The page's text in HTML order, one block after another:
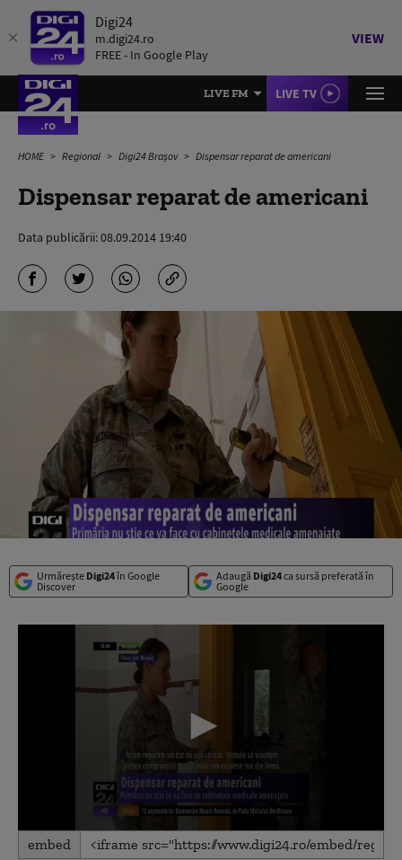
Digi24
m.digi24.ro
FREE - In Google Play
VIEW
LIVE FM LIVE TV
HOME Regional Digi24 Brașov Dispensar reparat de americani
Dispensar reparat de americani
Data publicării:08.09.2014 19:40
Urmărește Digi24în Google
Discover
Adaugă Digi24ca sursă preferată în
Google
0
seconds
embed